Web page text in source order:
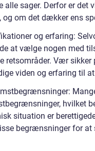
alle sager. Derfor er
og om det dækker ens
og erfaring:
at vælge nogen med
retsområder. Vær
viden og erfaring til
hvilket
situation er
begrænsninger for at